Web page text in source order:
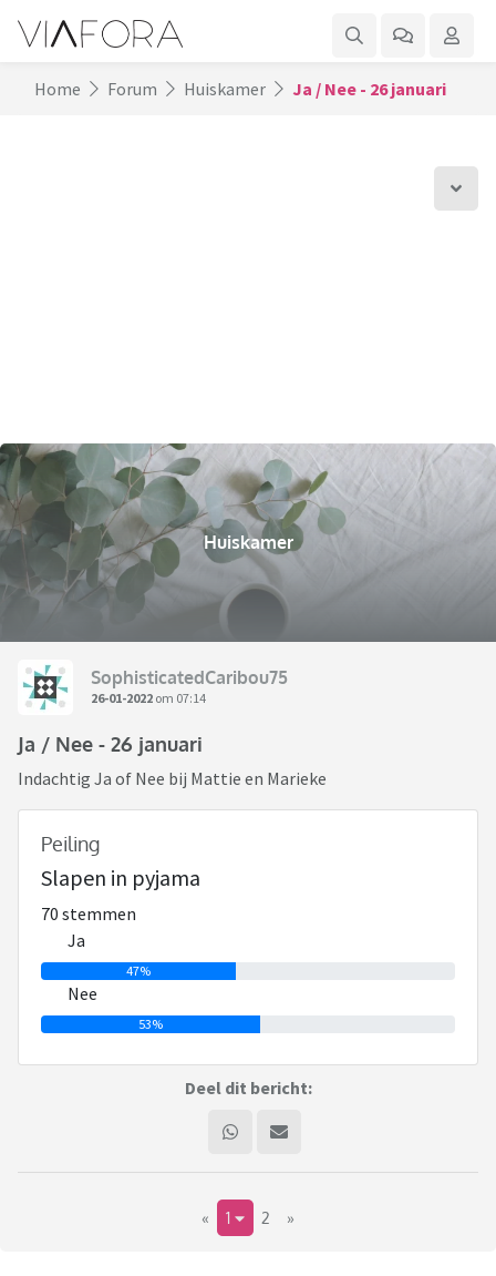
Home Forum Huiskamer Ja / Nee - 26 januari
Huiskamer
SophisticatedCaribou75
26-01-2022 om 07:14
Ja / Nee - 26 januari
Indachtig Ja of Nee bij Mattie en Marieke
Peiling
Slapen in pyjama
70 stemmen
Ja
47%
Nee
53%
Deel dit bericht:
« 1 2 »